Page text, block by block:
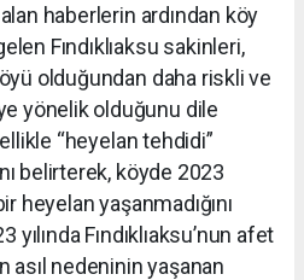
haberlerin ardından köy
Fındıklıaksu sakinleri,
olduğundan daha riskli ve
yönelik olduğunu dile
“heyelan tehdidi”
belirterek, köyde 2023
heyelan yaşanmadığını
Fındıklıaksu’nun afet
asıl nedeninin yaşanan